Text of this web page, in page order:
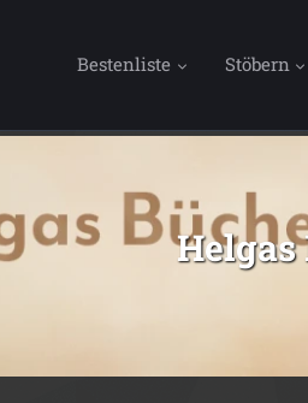
Bestenliste Stöbern
Helgas